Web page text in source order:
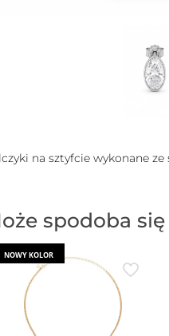
na sztyfcie wykonane
spodoba
NOWY KOLOR